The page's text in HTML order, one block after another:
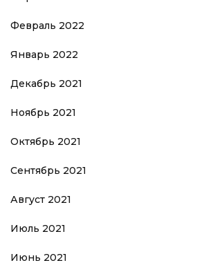
Февраль 2022
Январь 2022
Декабрь 2021
Ноябрь 2021
Октябрь 2021
Сентябрь 2021
Август 2021
Июль 2021
Июнь 2021